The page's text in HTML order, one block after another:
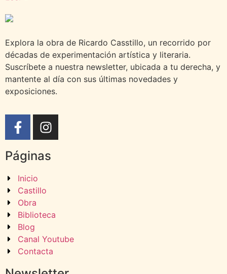
Explora la obra de Ricardo Casstillo, un recorrido por
décadas de experimentación artística y literaria.
Suscríbete a nuestra newsletter, ubicada a tu derecha, y
mantente al día con sus últimas novedades y
exposiciones.
Páginas
Inicio
Castillo
Obra
Biblioteca
Blog
Canal Youtube
Contacta